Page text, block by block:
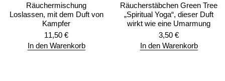
Räuchermischung
Loslassen, mit dem Duft von
Kampfer
11,50 €
In den Warenkorb
Räucherstäbchen Green Tree
„Spiritual Yoga“, dieser Duft
wirkt wie eine Umarmung
3,50 €
In den Warenkorb